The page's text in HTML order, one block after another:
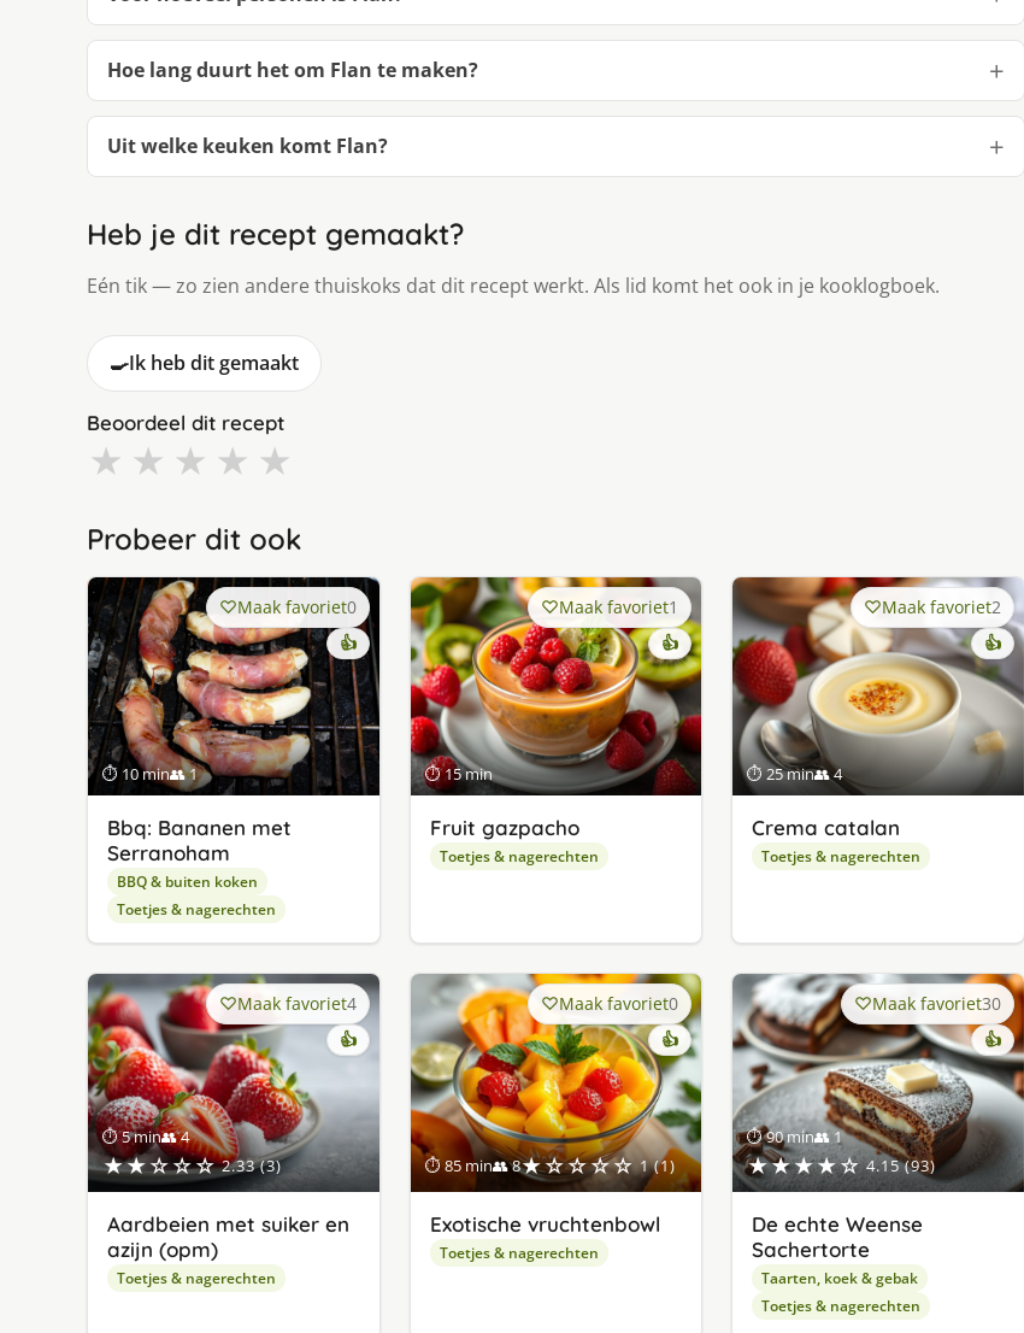
Hoe lang duurt het om Flan te maken?
Uit welke keuken komt Flan?
Heb je dit recept gemaakt?
Eén tik — zo zien andere thuiskoks dat dit recept werkt. Als lid komt het ook in je kooklogboek.
🍳Ik heb dit gemaakt
Beoordeel dit recept
★ ★ ★ ★ ★
Probeer dit ook
⏱ 10 min👥 1
Maak favoriet0
👍
Bbq: Bananen met
Serranoham
BBQ & buiten koken
Toetjes & nagerechten
⏱ 15 min
Maak favoriet1
👍
Fruit gazpacho
Toetjes & nagerechten
⏱ 25 min👥 4
Maak favoriet2
👍
Crema catalan
Toetjes & nagerechten
⏱ 5 min👥 4
★★☆☆☆ 2.33 (3)
Maak favoriet4
👍
Aardbeien met suiker en
azijn (opm)
Toetjes & nagerechten
⏱ 85 min👥 8★☆☆☆☆ 1 (1)
Maak favoriet0
👍
Exotische vruchtenbowl
Toetjes & nagerechten
⏱ 90 min👥 1
★★★★☆ 4.15 (93)
Maak favoriet30
👍
De echte Weense
Sachertorte
Taarten, koek & gebak
Toetjes & nagerechten